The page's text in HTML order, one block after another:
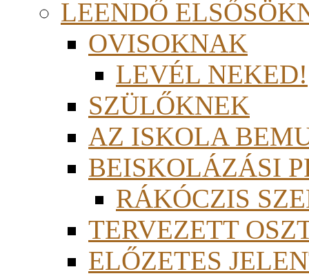
LEENDŐ
OVISOKNAK
LEVÉL NEKED!
SZÜLŐKNEK
AZ ISKOLA
BEISKOLÁZÁSI
RÁKÓCZIS
TERVEZETT
ELŐZETES